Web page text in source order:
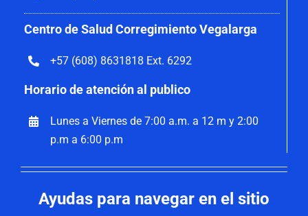
Centro de Salud Corregimiento Vegalarga
+57 (608) 8631818 Ext. 6292
Horario de atención al publico
Lunes a Viernes de 7:00 a.m. a 12 m y 2:00
p.m a 6:00 p.m
Ayudas para navegar en el sitio